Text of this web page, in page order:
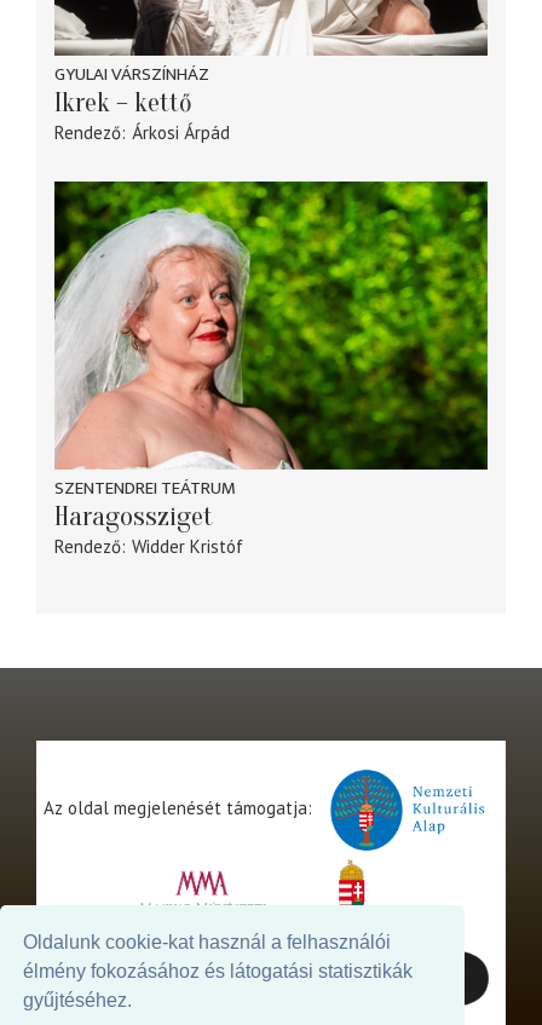
Oldalunk cookie-kat használ a felhasználói
élmény fokozásához és látogatási statisztikák
gyűjtéséhez.
GYULAI VÁRSZÍNHÁZ
Ikrek – kettő
Rendező Árkosi Árpád
SZENTENDREI TEÁTRUM
Haragossziget
Rendező Widder Kristóf
Az oldal megjelenését támogatja: